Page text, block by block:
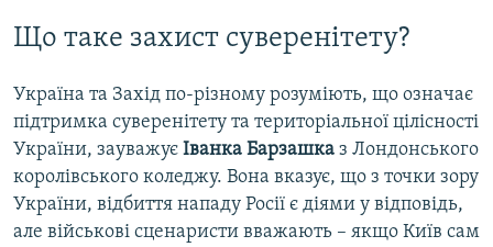
Що таке захист суверенітету?
Україна та Захід по-різному розуміють, що означає
підтримка суверенітету та територіальної цілісності
України, зауважує Іванка Барзашка з Лондонського
королівського коледжу. Вона вказує, що з точки зору
України, відбиття нападу Росії є діями у відповідь,
але військові сценаристи вважають – якщо Київ сам